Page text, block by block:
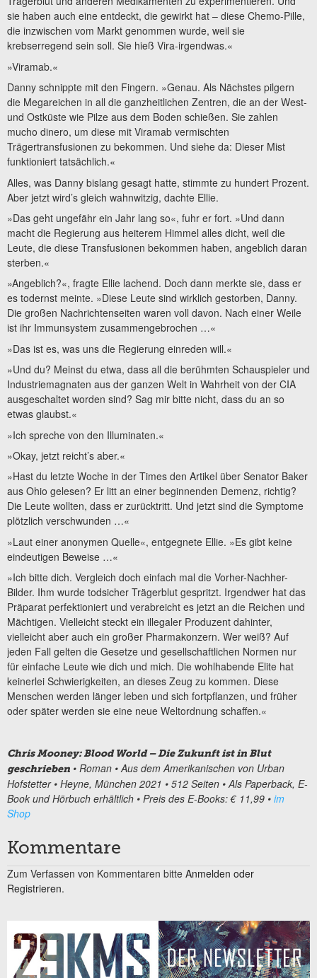
sie haben auch eine entdeckt, die gewirkt hat – diese Chemo-Pille,
die inzwischen vom Markt genommen wurde, weil sie
krebserregend sein soll. Sie hieß Vira-irgendwas.«
»Viramab.«
Danny schnippte mit den Fingern. »Genau. Als Nächstes pilgern
die Megareichen in all die ganzheitlichen Zentren, die an der West-
und Ostküste wie Pilze aus dem Boden schießen. Sie zahlen
mucho dinero, um diese mit Viramab vermischten
Trägertransfusionen zu bekommen. Und siehe da: Dieser Mist
funktioniert tatsächlich.«
Alles, was Danny bislang gesagt hatte, stimmte zu hundert Prozent.
Aber jetzt wird’s gleich wahnwitzig, dachte Ellie.
»Das geht ungefähr ein Jahr lang so«, fuhr er fort. »Und dann
macht die Regierung aus heiterem Himmel alles dicht, weil die
Leute, die diese Transfusionen bekommen haben, angeblich daran
sterben.«
»Angeblich?«, fragte Ellie lachend. Doch dann merkte sie, dass er
es todernst meinte. »Diese Leute sind wirklich gestorben, Danny.
Die großen Nachrichtenseiten waren voll davon. Nach einer Weile
ist ihr Immunsystem zusammengebrochen …«
»Das ist es, was uns die Regierung einreden will.«
»Und du? Meinst du etwa, dass all die berühmten Schauspieler und
Industriemagnaten aus der ganzen Welt in Wahrheit von der CIA
ausgeschaltet worden sind? Sag mir bitte nicht, dass du an so
etwas glaubst.«
»Ich spreche von den Illuminaten.«
»Okay, jetzt reicht’s aber.«
»Hast du letzte Woche in der Times den Artikel über Senator Baker
aus Ohio gelesen? Er litt an einer beginnenden Demenz, richtig?
Die Leute wollten, dass er zurücktritt. Und jetzt sind die Symptome
plötzlich verschwunden …«
»Laut einer anonymen Quelle«, entgegnete Ellie. »Es gibt keine
eindeutigen Beweise …«
»Ich bitte dich. Vergleich doch einfach mal die Vorher-Nachher-
Bilder. Ihm wurde todsicher Trägerblut gespritzt. Irgendwer hat das
Präparat perfektioniert und verabreicht es jetzt an die Reichen und
Mächtigen. Vielleicht steckt ein illegaler Produzent dahinter,
vielleicht aber auch ein großer Pharmakonzern. Wer weiß? Auf
jeden Fall gelten die Gesetze und gesellschaftlichen Normen nur
für einfache Leute wie dich und mich. Die wohlhabende Elite hat
keinerlei Schwierigkeiten, an dieses Zeug zu kommen. Diese
Menschen werden länger leben und sich fortpflanzen, und früher
oder später werden sie eine neue Weltordnung schaffen.«
Chris Mooney: Blood World – Die Zukunft ist in Blut
geschrieben • Roman • Aus dem Amerikanischen von Urban
Hofstetter • Heyne, München 2021 • 512 Seiten • Als Paperback, E-
Book und Hörbuch erhältlich • Preis des E-Books: € 11,99 • im
Shop
Kommentare
Zum Verfassen von Kommentaren bitte Anmelden oder
Registrieren.